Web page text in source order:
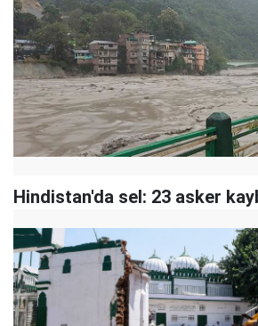
Hindistan'da sel: 23 asker